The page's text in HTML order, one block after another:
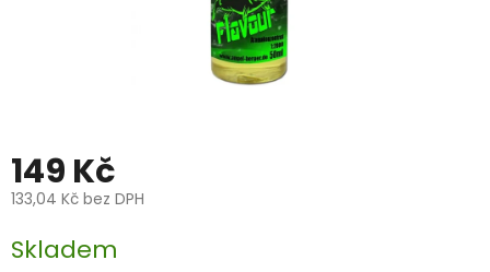
149 Kč
133,04 Kč bez DPH
cena:
Skladem